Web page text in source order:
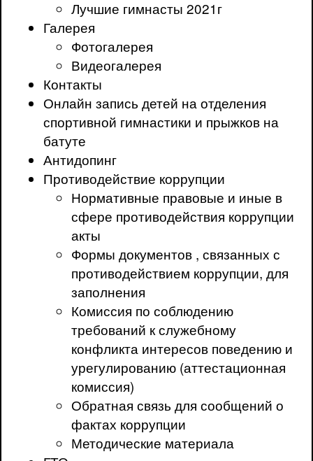
Лучшие гимнасты 2021г
Галерея
Фотогалерея
Видеогалерея
Контакты
Онлайн запись детей на отделения
спортивной гимнастики и прыжков на
батуте
Антидопинг
Противодействие коррупции
Нормативные правовые и иные в
сфере противодействия коррупции
акты
Формы документов , связанных с
противодействием коррупции, для
заполнения
Комиссия по соблюдению
требований к служебному
конфликта интересов поведению и
урегулированию (аттестационная
комиссия)
Обратная связь для сообщений о
фактах коррупции
Методические материала